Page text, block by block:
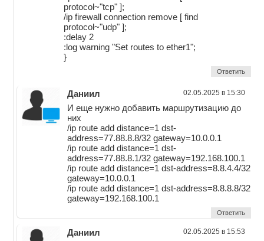
protocol~"tcp" ];
/ip firewall connection remove [ find
protocol~"udp" ];
:delay 2
:log warning "Set routes to ether1";
}
Ответить
Даниил 02.05.2025 в 15:30
И еще нужно добавить маршрутизацию до
них
/ip route add distance=1 dst-
address=77.88.8.8/32 gateway=10.0.0.1
/ip route add distance=1 dst-
address=77.88.8.1/32 gateway=192.168.100.1
/ip route add distance=1 dst-address=8.8.4.4/32
gateway=10.0.0.1
/ip route add distance=1 dst-address=8.8.8.8/32
gateway=192.168.100.1
Ответить
Даниил 02.05.2025 в 15:53